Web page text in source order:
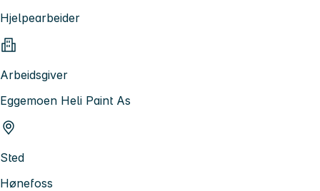
Hjelpearbeider
Arbeidsgiver
Eggemoen Heli Paint As
Sted
Hønefoss